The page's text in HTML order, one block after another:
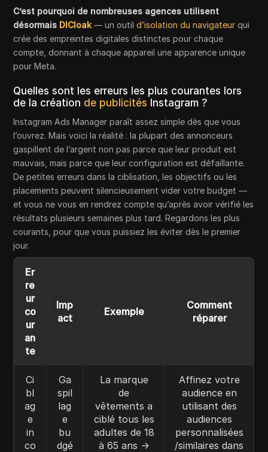
C’est pourquoi de nombreuses agences utilisent
désormais DICloak — un outild’isolation du navigateur qui
crée des empreintes digitales distinctes pour chaque
compte, donnant à chaque appareil une apparence unique
pour Meta.
Quelles sont les erreurs les plus courantes lors
de la création de publicités Instagram ?
Instagram Ads Manager paraît assez simple dès que vous
l’ouvrez. Mais voici la réalité : la plupart des annonceurs
gaspillent de l’argent non pas parce que leur produit est
mauvais, mais parce que leur configuration est défaillante.
De petites erreurs dans la ciblisation, les objectifs ou les
placements peuvent silencieusement vider votre budget —
et vous ne vous en rendrez compte qu’après avoir vérifié les
résultats plusieurs semaines plus tard. Regardons les plus
courants, pour que vous puissiez les éviter dès le premier
jour.
Er
re
ur
co
ur
an
te
Imp
act
Exemple
Comment
réparer
Ci
bl
ag
e
in
co
Ga
spil
lag
e
bu
dgé
La marque
de
vêtements a
ciblé tous les
adultes de 18
à 65 ans →
Affinez votre
audience en
utilisant des
audiences
personnalisées
/similaires dans